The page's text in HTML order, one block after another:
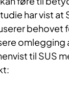
har vist
til SUS